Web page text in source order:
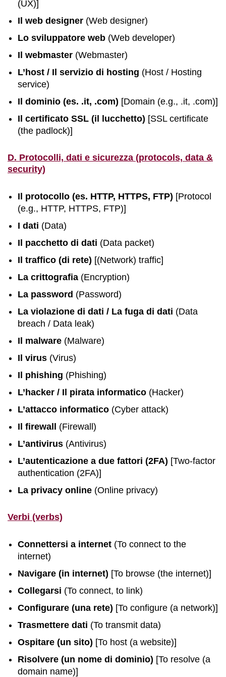
(UX)]
Il web designer (Web designer)
Lo sviluppatore web (Web developer)
Il webmaster (Webmaster)
L’host / Il servizio di hosting (Host / Hosting
service)
Il dominio (es. .it, .com) [Domain (e.g., .it, .com)]
Il certificato SSL (il lucchetto) [SSL certificate
(the padlock)]
D. Protocolli, dati e sicurezza (protocols, data &
security)
Il protocollo (es. HTTP, HTTPS, FTP) [Protocol
(e.g., HTTP, HTTPS, FTP)]
I dati (Data)
Il pacchetto di dati (Data packet)
Il traffico (di rete) [(Network) traffic]
La crittografia (Encryption)
La password (Password)
La violazione di dati / La fuga di dati (Data
breach / Data leak)
Il malware (Malware)
Il virus (Virus)
Il phishing (Phishing)
L’hacker / Il pirata informatico (Hacker)
L’attacco informatico (Cyber attack)
Il firewall (Firewall)
L’antivirus (Antivirus)
L’autenticazione a due fattori (2FA) [Two-factor
authentication (2FA)]
La privacy online (Online privacy)
Verbi (verbs)
Connettersi a internet (To connect to the
internet)
Navigare (in internet) [To browse (the internet)]
Collegarsi (To connect, to link)
Configurare (una rete) [To configure (a network)]
Trasmettere dati (To transmit data)
Ospitare (un sito) [To host (a website)]
Risolvere (un nome di dominio) [To resolve (a
domain name)]